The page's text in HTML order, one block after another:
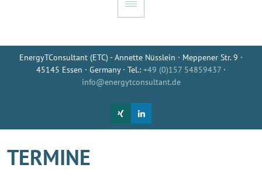
EnergyTConsultant (ETC) - Annette Nüsslein · Meppener Str. 9 ·
45145 Essen · Germany · Tel.: +49 (0)157 54859437 ·
info@energytconsultant.de
TERMINE